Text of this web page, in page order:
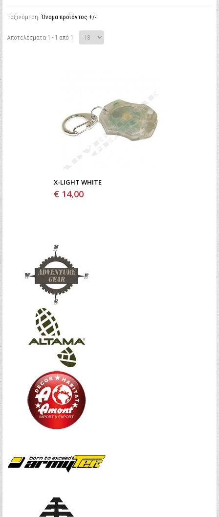
Ταξινόμηση: Όνομα προϊόντος +/-
Αποτελέσματα 1 - 1 από 1
X-LIGHT WHITE
€ 14,00